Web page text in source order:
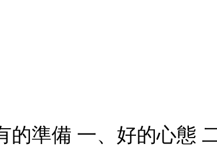
的準備 一、好的心態